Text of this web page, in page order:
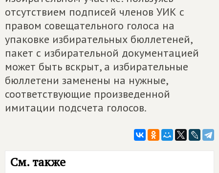
отсутствием подписей членов УИК с
правом совещательного голоса на
упаковке избирательных бюллетеней,
пакет с избирательной документацией
может быть вскрыт, а избирательные
бюллетени заменены на нужные,
соответствующие произведенной
имитации подсчета голосов.
См. также